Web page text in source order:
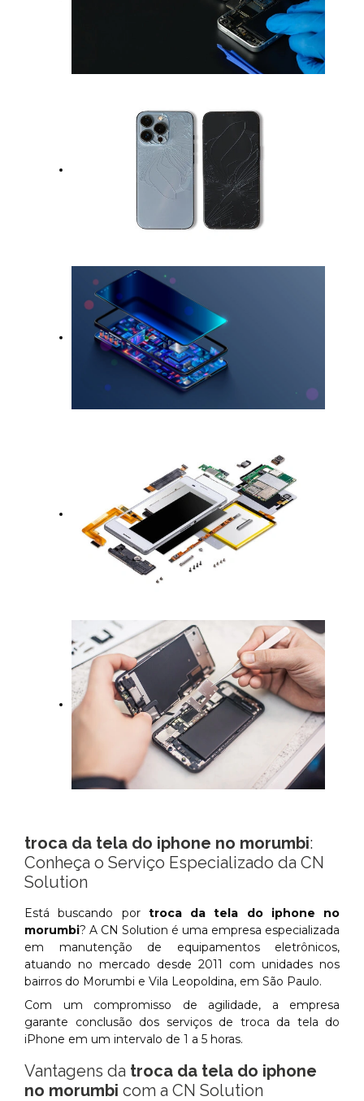
troca da tela do iphone no morumbi:
Conheça o Serviço Especializado da CN
Solution
Está buscando por troca da tela do iphone no
morumbi? A CN Solution é uma empresa especializada
em manutenção de equipamentos eletrônicos,
atuando no mercado desde 2011 com unidades nos
bairros do Morumbi e Vila Leopoldina, em São Paulo.
Com um compromisso de agilidade, a empresa
garante conclusão dos serviços de troca da tela do
iPhone em um intervalo de 1 a 5 horas.
Vantagens da troca da tela do iphone
no morumbi com a CN Solution